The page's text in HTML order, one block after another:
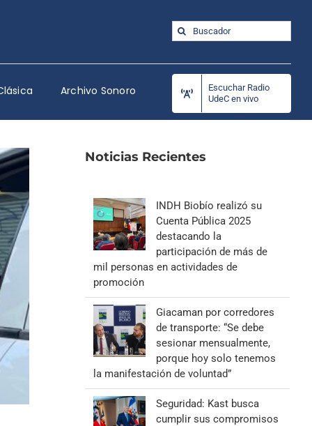
Buscar:
Archivo Sonoro
Escuchar Radio
UdeC en vivo
Noticias Recientes
INDH Biobío realizó su
Cuenta Pública 2025
destacando la
participación de más de
mil personas en actividades de
promoción
Giacaman por corredores
de transporte: “Se debe
sesionar mensualmente,
porque hoy solo tenemos
la manifestación de voluntad”
Seguridad: Kast busca
cumplir sus compromisos